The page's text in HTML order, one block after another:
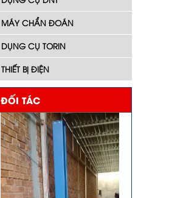
MÁY CHẨN ĐOÁN
DỤNG CỤ TORIN
THIẾT BỊ ĐIỆN
ĐỐI TÁC